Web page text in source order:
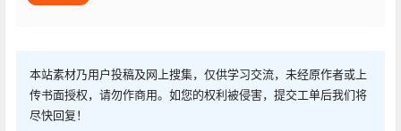
本站素材乃用户投稿及网上搜集，仅供学习交流，未经原作者或上
传书面授权，请勿作商用。如您的权利被侵害，提交工单后我们将
尽快回复！